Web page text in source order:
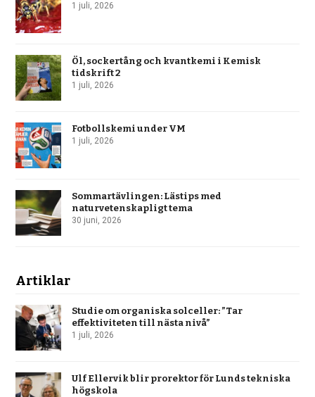
1 juli, 2026
Öl, sockertång och kvantkemi i Kemisk
tidskrift 2
1 juli, 2026
Fotbollskemi under VM
1 juli, 2026
Sommartävlingen: Lästips med
naturvetenskapligt tema
30 juni, 2026
Artiklar
Studie om organiska solceller: ”Tar
effektiviteten till nästa nivå”
1 juli, 2026
Ulf Ellervik blir prorektor för Lunds tekniska
högskola